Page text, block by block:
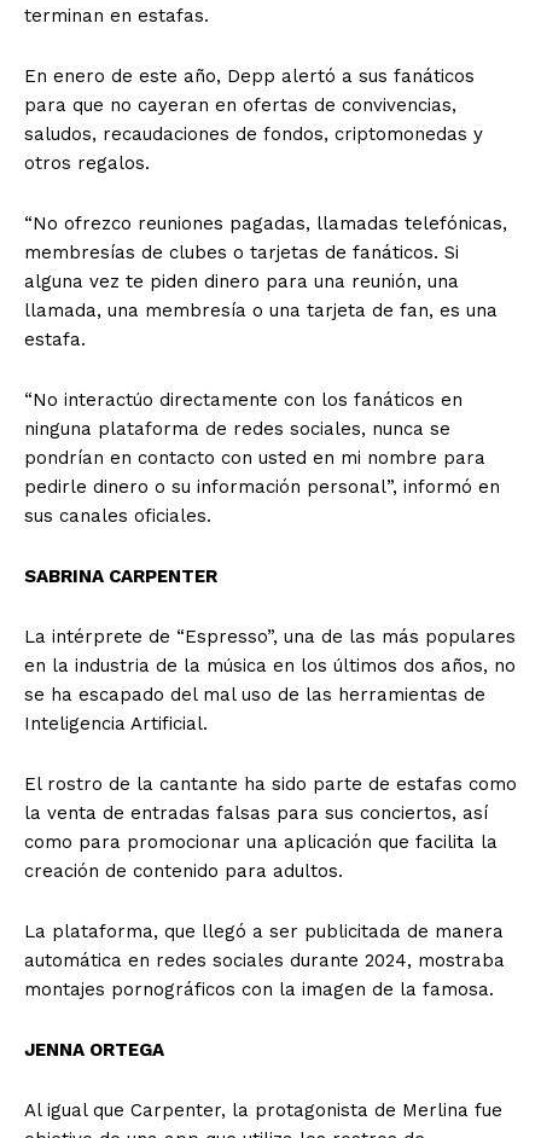
terminan en estafas.
En enero de este año, Depp alertó a sus fanáticos
para que no cayeran en ofertas de convivencias,
saludos, recaudaciones de fondos, criptomonedas y
otros regalos.
“No ofrezco reuniones pagadas, llamadas telefónicas,
membresías de clubes o tarjetas de fanáticos. Si
alguna vez te piden dinero para una reunión, una
llamada, una membresía o una tarjeta de fan, es una
estafa.
“No interactúo directamente con los fanáticos en
ninguna plataforma de redes sociales, nunca se
pondrían en contacto con usted en mi nombre para
pedirle dinero o su información personal”, informó en
sus canales oficiales.
SABRINA CARPENTER
La intérprete de “Espresso”, una de las más populares
en la industria de la música en los últimos dos años, no
se ha escapado del mal uso de las herramientas de
Inteligencia Artificial.
El rostro de la cantante ha sido parte de estafas como
la venta de entradas falsas para sus conciertos, así
como para promocionar una aplicación que facilita la
creación de contenido para adultos.
La plataforma, que llegó a ser publicitada de manera
automática en redes sociales durante 2024, mostraba
montajes pornográficos con la imagen de la famosa.
JENNA ORTEGA
Al igual que Carpenter, la protagonista de Merlina fue